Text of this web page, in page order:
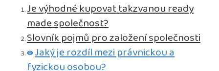
Je výhodné kupovat takzvanou ready
made společnost?
Slovník pojmů pro založení společnosti
Jaký je rozdíl mezi právnickou a
fyzickou osobou?